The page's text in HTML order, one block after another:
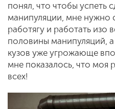
понял, что чтобы успеть
манипуляции, мне нужно
работягу и работать изо
половины манипуляций,
кузов уже угрожающе
мне показалось, что моя
всех!